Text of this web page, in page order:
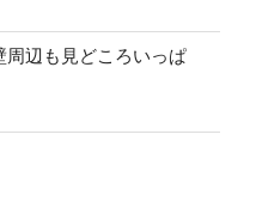
辺も見どころいっぱ